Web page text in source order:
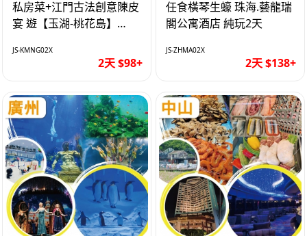
私房菜+江門古法創意陳皮
宴 遊【玉湖-桃花島】
純玩2天
JS-KMNG02X
2天 $98+
任食橫琴生蠔 珠海.藝龍瑞
閣公寓酒店 純玩2天
JS-ZHMA02X
2天 $138+